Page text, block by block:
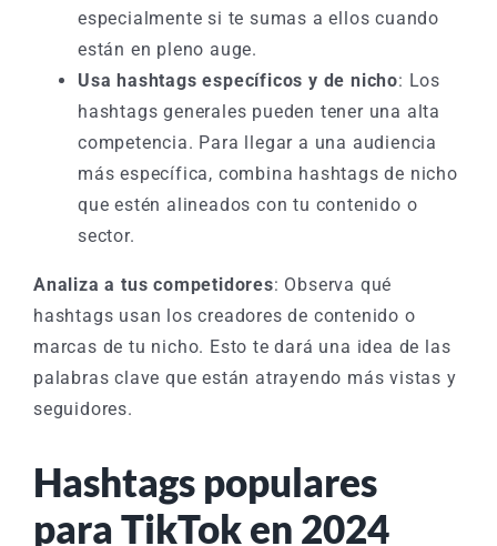
especialmente si te sumas a ellos cuando
están en pleno auge.
Usa hashtags específicos y de nicho: Los
hashtags generales pueden tener una alta
competencia. Para llegar a una audiencia
más específica, combina hashtags de nicho
que estén alineados con tu contenido o
sector.
Analiza a tus competidores: Observa qué
hashtags usan los creadores de contenido o
marcas de tu nicho. Esto te dará una idea de las
palabras clave que están atrayendo más vistas y
seguidores.
Hashtags populares
para TikTok en 2024